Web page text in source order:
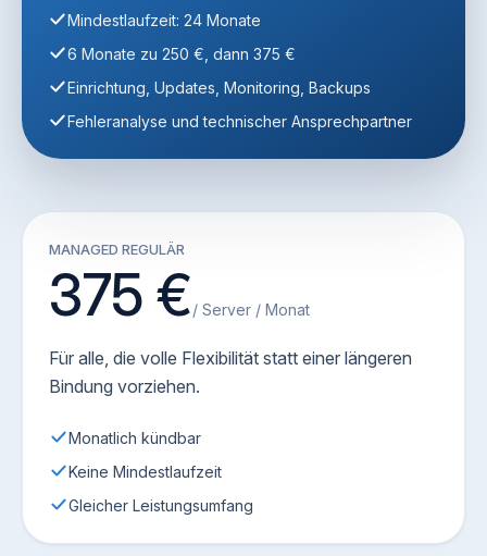
Mindestlaufzeit: 24 Monate
6 Monate zu 250 €, dann 375 €
Einrichtung, Updates, Monitoring, Backups
Fehleranalyse und technischer Ansprechpartner
MANAGED REGULÄR
375 €/ Server / Monat
Für alle, die volle Flexibilität statt einer längeren
Bindung vorziehen.
Monatlich kündbar
Keine Mindestlaufzeit
Gleicher Leistungsumfang